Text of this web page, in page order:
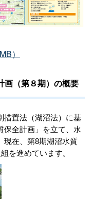
）
画（第８期）の概要
措置法（湖沼法）に基
保全計画」を立て、水
現在、第8期湖沼水質
を進めています。